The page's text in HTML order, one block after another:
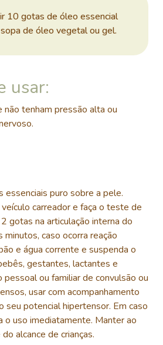
10 gotas de óleo essencial
de óleo vegetal ou gel.
usar:
tenham pressão alta ou
essenciais puro sobre a pele.
carreador e faça o teste de
gotas na articulação interna do
minutos, caso ocorra reação
e água corrente e suspenda o
gestantes, lactantes e
pessoal ou familiar de convulsão ou
usar com acompanhamento
seu potencial hipertensor. Em caso
o uso imediatamente. Manter ao
alcance de crianças.